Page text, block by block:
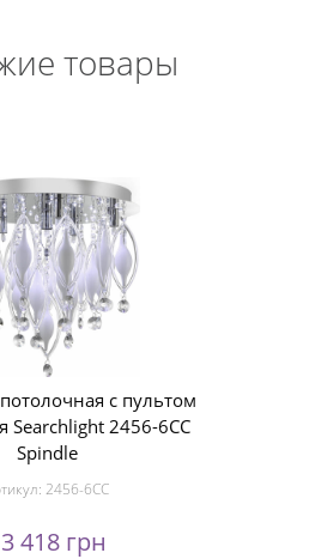
товары
с пультом
Searchlight 2456-6CC
Spindle
2456-6CC
418 грн